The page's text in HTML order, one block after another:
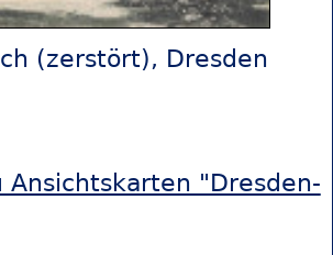
(zerstört), Dresden
Ansichtskarten "Dresden-